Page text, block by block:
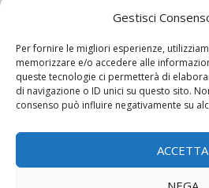
Gestisci
Per fornire le migliori esperienze,
memorizzare e/o accedere alle
queste tecnologie ci permetterà di
di navigazione o ID unici su questo sito.
consenso può influire negativamente su
ACCETTA
Chi siamo Contatti